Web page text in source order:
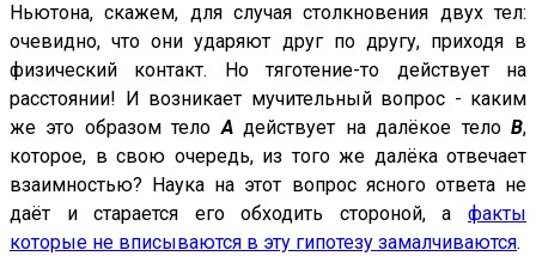
Ньютона, скажем, для случая столкновения двух тел:
очевидно, что они ударяют друг по другу, приходя в
физический контакт. Но тяготение-то действует на
расстоянии! И возникает мучительный вопрос - каким
же это образом телоАдействует на далёкое телоВ,
которое, в свою очередь, из того же далёка отвечает
взаимностью? Наука на этот вопрос ясного ответа не
даёт и старается его обходить стороной, а факты
которые не вписываются в эту гипотезу замалчиваются.